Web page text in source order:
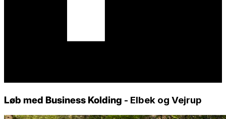
Løb med Business Kolding - Elbek og Vejrup